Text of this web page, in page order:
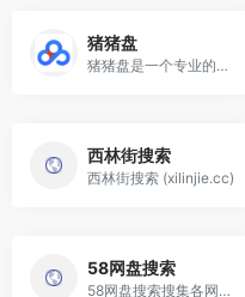
猪猪盘
猪猪盘是一个专业的网盘搜索...
西林街搜索
西林街搜索 (xilinjie.cc)
58网盘搜索
58网盘搜索搜集各网络云存储...